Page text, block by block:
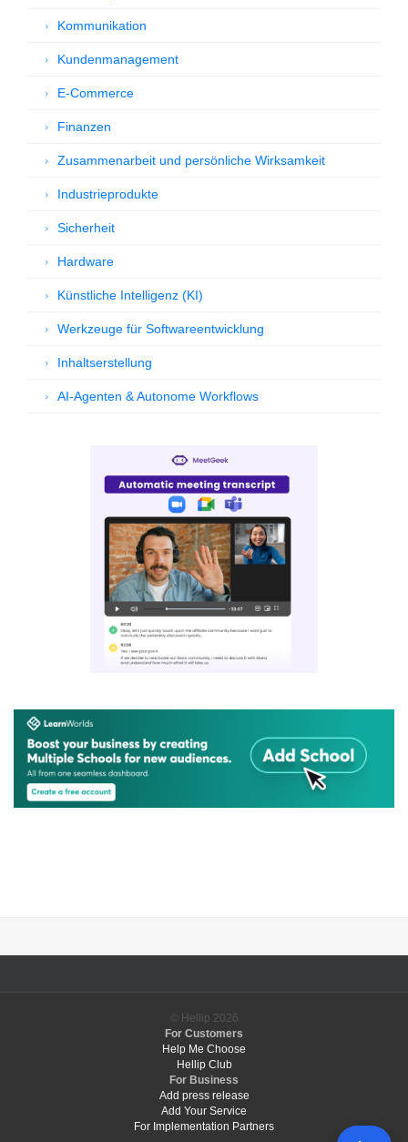
Kommunikation
Kundenmanagement
E-Commerce
Finanzen
Zusammenarbeit und persönliche Wirksamkeit
Industrieprodukte
Sicherheit
Hardware
Künstliche Intelligenz (KI)
Werkzeuge für Softwareentwicklung
Inhaltserstellung
AI-Agenten & Autonome Workflows
© Hellip 2026
For Customers
Help Me Choose
Hellip Club
For Business
Add press release
Add Your Service
For Implementation Partners